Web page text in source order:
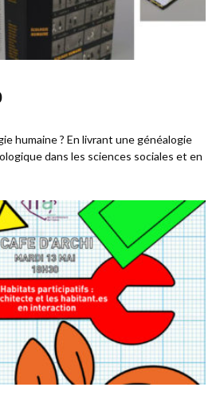
humaine ? En livrant une généalogie
dans les sciences sociales et en